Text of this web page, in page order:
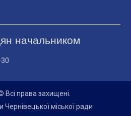
начальником
Всі права захищені.
Чернівецької міської ради